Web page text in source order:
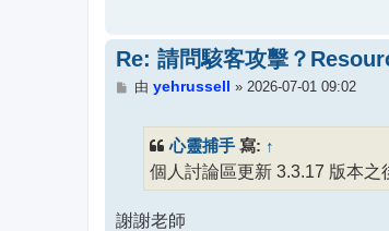
Re: 請問駭客攻擊？
文
由 yehrussell » 2026-07-01 09:02
心靈捕手 寫: ↑
個人討論區更新 3.3.17 版本之
謝謝老師